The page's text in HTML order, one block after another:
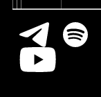
TelegramSpotify
Youtube